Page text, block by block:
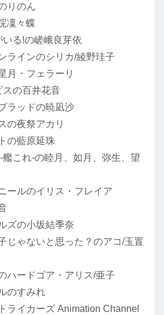
りのん
凜々蝶
いる!の嵯峨良芽依
ラインのシリカ/綾野珪子
月・フェラーリ
スの百井花音
ラッドの暁凪沙
の夜祭アカリ
の藍原延珠
艦これ-の睦月、如月、弥生、望
ールのイリス・フレイア
ズの小坂結季奈
じゃないと思った？のアコ/玉置
ハードゴア・アリス/亜子
のすみれ
ライカーズ Animation Channel